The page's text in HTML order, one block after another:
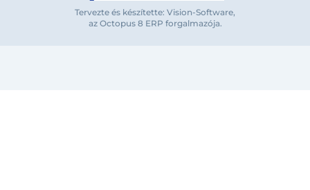
Tervezte és készítette: Vision-Software,
az Octopus 8 ERP forgalmazója.